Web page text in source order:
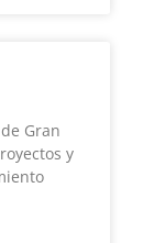
Gran
y